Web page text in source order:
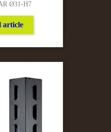
Ø31-H7
article